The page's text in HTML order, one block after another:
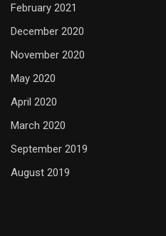
February 2021
December 2020
November 2020
May 2020
April 2020
March 2020
September 2019
August 2019